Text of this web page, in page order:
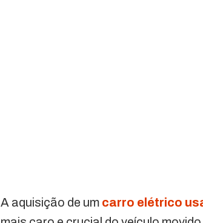
A aquisição de um carro elétrico